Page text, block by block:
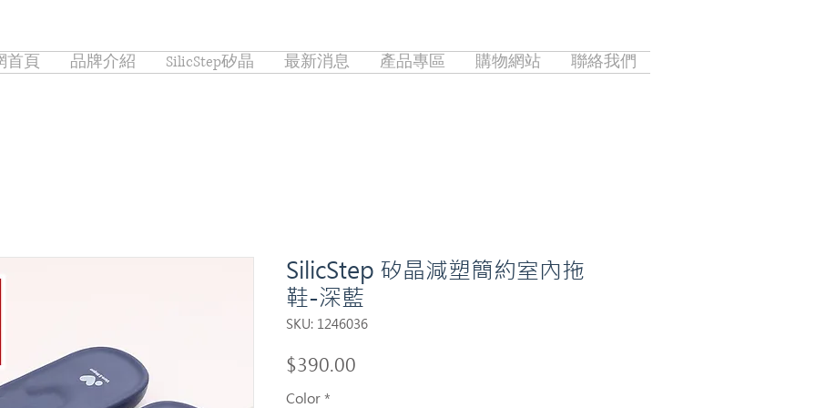
首頁 品牌介紹 SilicStep矽晶 最新消息 產品專區 購物網站 聯絡我們
SilicStep 矽晶減塑簡約室內拖
鞋-深藍
SKU: 1246036
$390.00
Color *